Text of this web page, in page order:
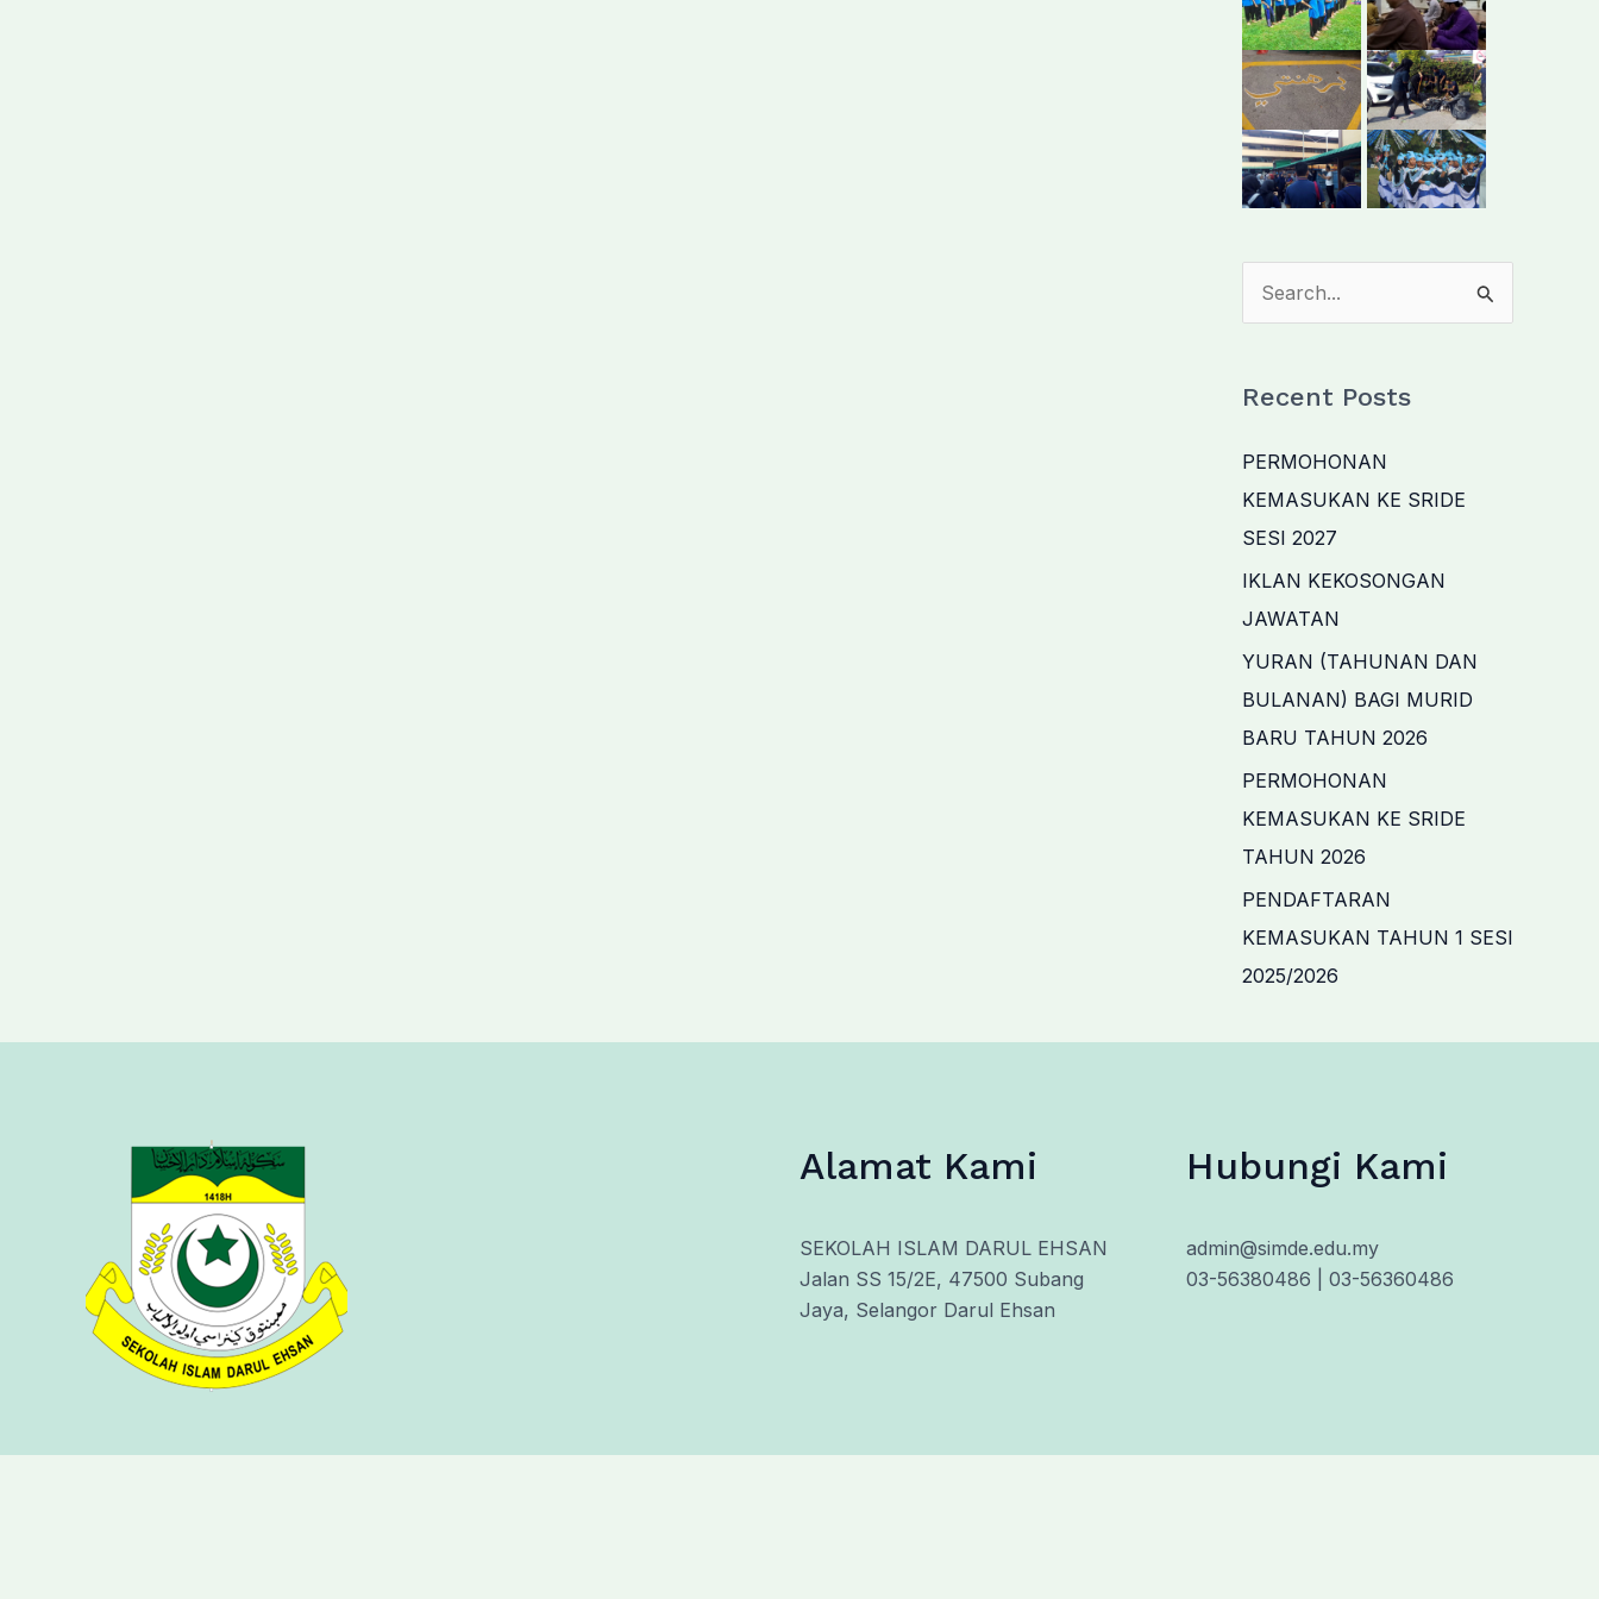
e
r
h
f
o
r
:
Recent Posts
PERMOHONAN
KEMASUKAN KE SRIDE
SESI 2027
IKLAN KEKOSONGAN
JAWATAN
YURAN (TAHUNAN DAN
BULANAN) BAGI MURID
BARU TAHUN 2026
PERMOHONAN
KEMASUKAN KE SRIDE
TAHUN 2026
PENDAFTARAN
KEMASUKAN TAHUN 1 SESI
2025/2026
Alamat Kami
SEKOLAH ISLAM DARUL EHSAN
Jalan SS 15/2E, 47500 Subang
Jaya, Selangor Darul Ehsan
Hubungi Kami
admin@simde.edu.my
03-56380486 | 03-56360486